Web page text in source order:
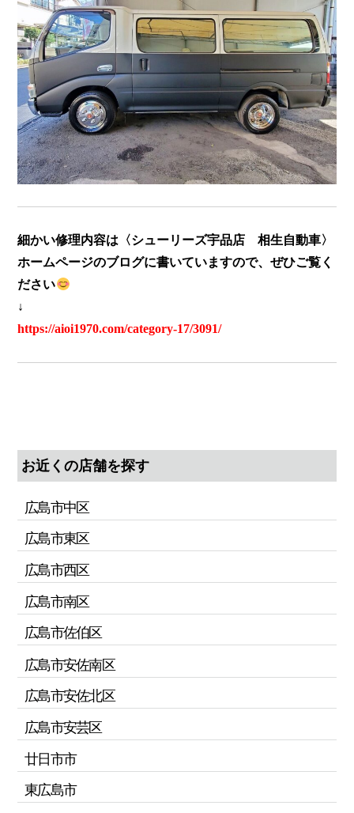
細かい修理内容は〈シューリーズ宇品店 相生自動車〉
ホームページのブログに書いていますので、ぜひご覧く
ださい
↓
https://aioi1970.com/category-17/3091/
お近くの店舗を探す
広島市中区
広島市東区
広島市西区
広島市南区
広島市佐伯区
広島市安佐南区
広島市安佐北区
広島市安芸区
廿日市市
東広島市